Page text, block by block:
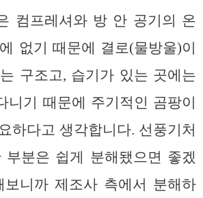
컴프레셔와 방 안 공기의 온
없기 때문에 결로(물방울)이
구조고, 습기가 있는 곳에는
니기 때문에 주기적인 곰팡이
하다고 생각합니다. 선풍기처
부분은 쉽게 분해됐으면 좋겠
보니까 제조사 측에서 분해하